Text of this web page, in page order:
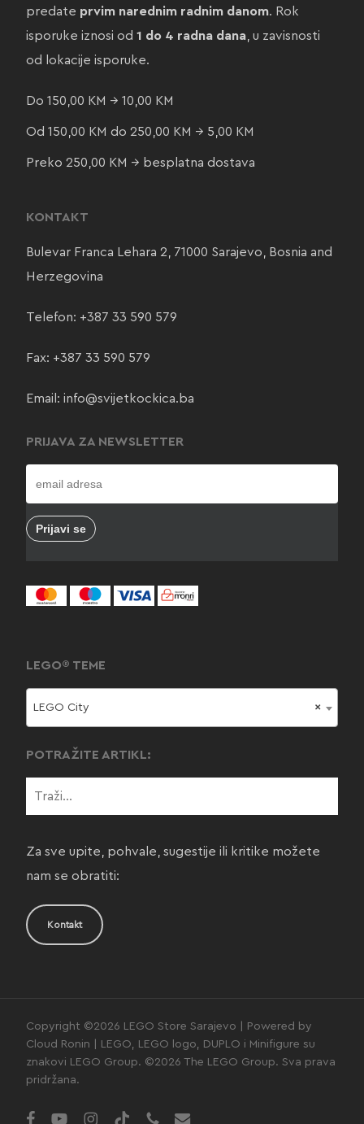
predate prvim narednim radnim danom. Rok
isporuke iznosi od 1 do 4 radna dana, u zavisnosti
od lokacije isporuke.
Do 150,00 KM → 10,00 KM
Od 150,00 KM do 250,00 KM → 5,00 KM
Preko 250,00 KM → besplatna dostava
KONTAKT
Bulevar Franca Lehara 2, 71000 Sarajevo, Bosnia and
Herzegovina
Telefon: +387 33 590 579
Fax: +387 33 590 579
Email: info@svijetkockica.ba
PRIJAVA ZA NEWSLETTER
LEGO® TEME
×
LEGO City
POTRAŽITE ARTIKL:
Za sve upite, pohvale, sugestije ili kritike možete
nam se obratiti:
Kontakt
Copyright ©2026 LEGO Store Sarajevo | Powered by
Cloud Ronin | LEGO, LEGO logo, DUPLO i Minifigure su
znakovi LEGO Group. ©2026 The LEGO Group. Sva prava
pridržana.
facebookyoutubeinstagram
tiktok phoneemail